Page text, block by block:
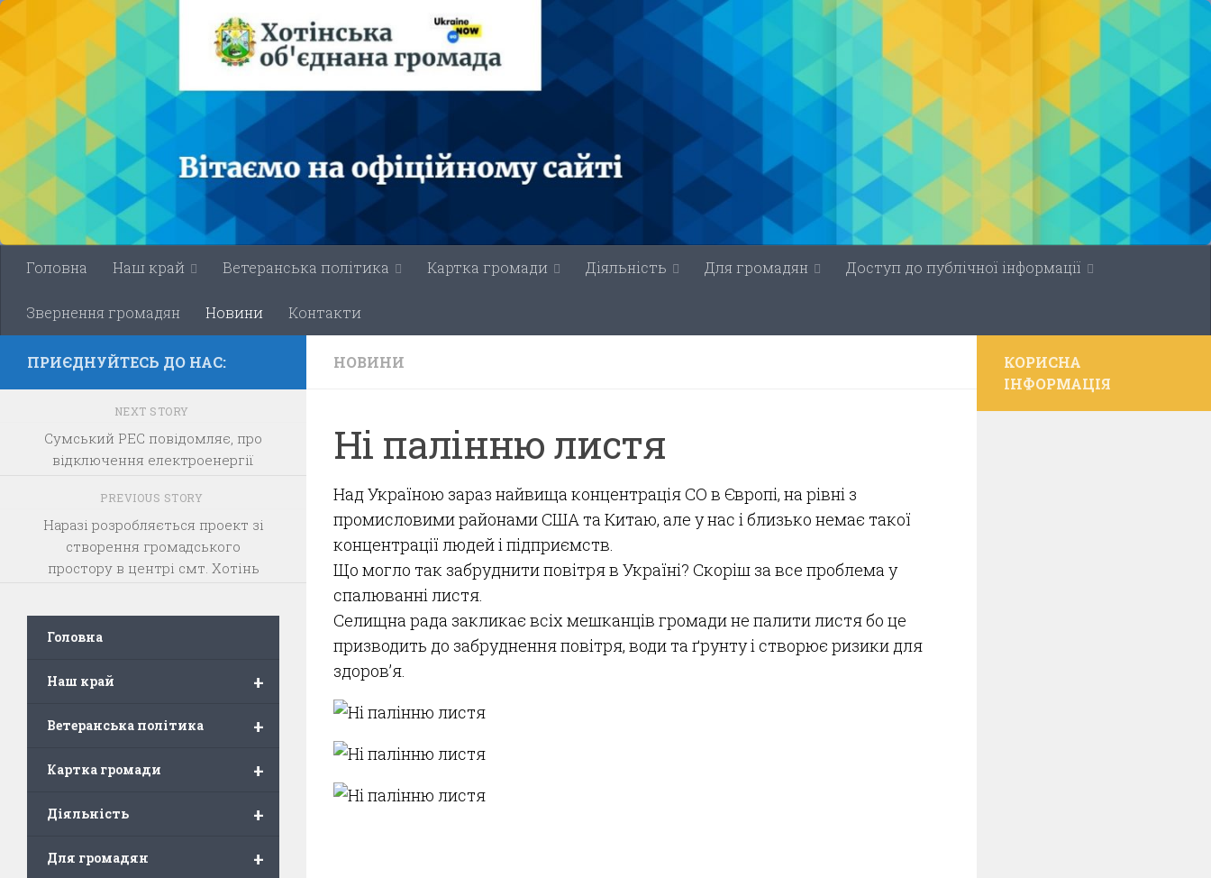
Skip to content
Головна Наш край Ветеранська політика Картка громади Діяльність Для громадян Доступ до публічної інформації
Звернення громадян Новини Контакти
НОВИНИ
Ні палінню листя
Над Україною зараз найвища концентрація CO в Європі, на рівні з
промисловими районами США та Китаю, але у нас і близько немає такої
концентрації людей і підприємств.
Що могло так забруднити повітря в Україні? Скоріш за все проблема у
спалюванні листя.
Селищна рада закликає всіх мешканців громади не палити листя бо це
призводить до забруднення повітря, води та ґрунту і створює ризики для
здоров’я.
ПРИЄДНУЙТЕСЬ ДО НАС:
NEXT STORY
Сумський РЕС повідомляє, про
відключення електроенергії
PREVIOUS STORY
Наразі розробляється проект зі
створення громадського
простору в центрі смт. Хотінь
Головна
+
Наш край
+
Ветеранська політика
+
Картка громади
+
Діяльність
+
Для громадян
КОРИСНА
ІНФОРМАЦІЯ